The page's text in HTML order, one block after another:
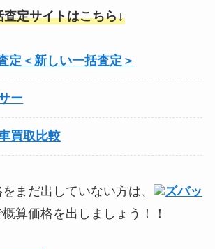
定サイトはこちら↓
定＜新しい一括査定＞
ー
買取比較
まだ出していない方は、
ズバッ
算価格を出しましょう！！